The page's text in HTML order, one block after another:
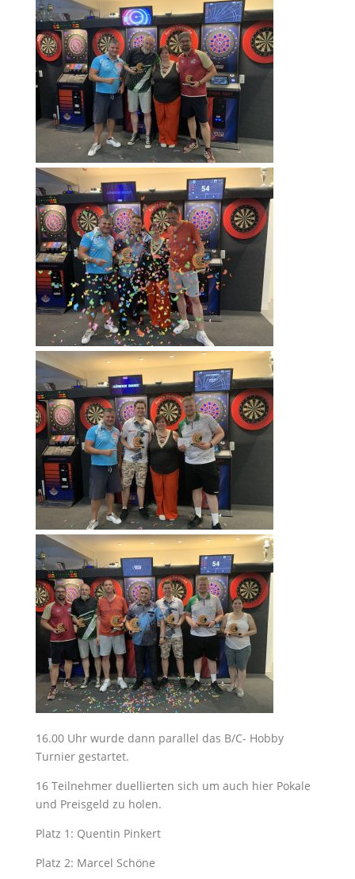
16.00 Uhr wurde dann parallel das B/C- Hobby
Turnier gestartet.
16 Teilnehmer duellierten sich um auch hier Pokale
und Preisgeld zu holen.
Platz 1: Quentin Pinkert
Platz 2: Marcel Schöne